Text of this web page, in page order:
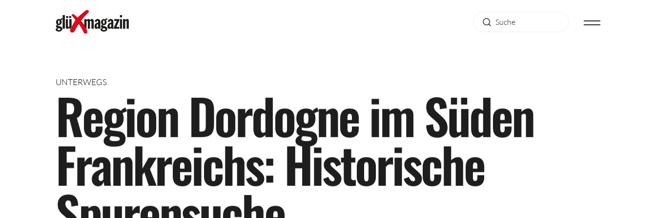
RegionDordogneimSüden
Frankreichs:Historische